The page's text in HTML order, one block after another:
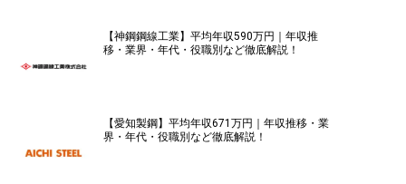
【神鋼鋼線工業】平均年収590万円｜年収推
移・業界・年代・役職別など徹底解説！
【愛知製鋼】平均年収671万円｜年収推移・業
界・年代・役職別など徹底解説！